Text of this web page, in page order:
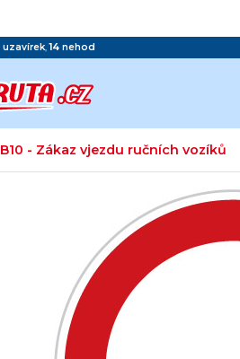
uzavírek,14 nehod
B10 - Zákaz vjezdu ručních vozíků